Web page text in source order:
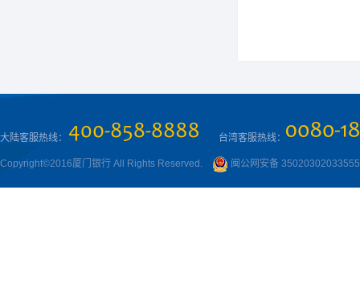
大陆客服热线： 台湾客服热线：
Copyright©2016厦门银行 All Rights Reserved. 闽公网安备